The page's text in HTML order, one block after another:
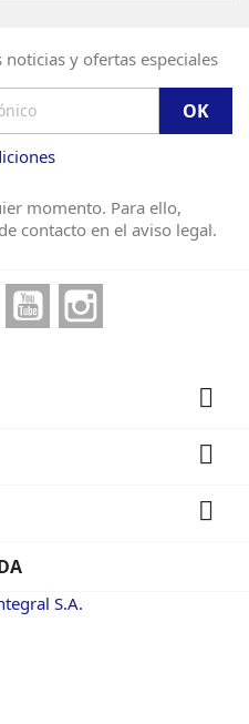
y ofertas especiales
momento. Para ello,
contacto en el aviso legal.
Twitter YouTube



S.A.